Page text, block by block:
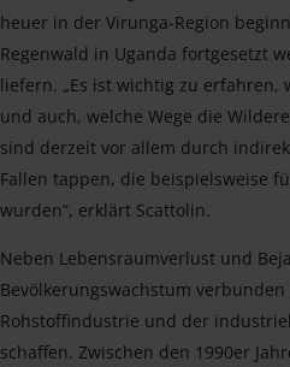
heuer in der Virunga-Region
Regenwald in Uganda fortgesetzt
liefern. „Es ist wichtig zu erfahren,
und auch, welche Wege die
sind derzeit vor allem durch
Fallen tappen, die beispielsweise
wurden“, erklärt Scattolin.
Neben Lebensraumverlust und
Bevölkerungswachstum
Rohstoffindustrie und der
schaffen. Zwischen den 1990er